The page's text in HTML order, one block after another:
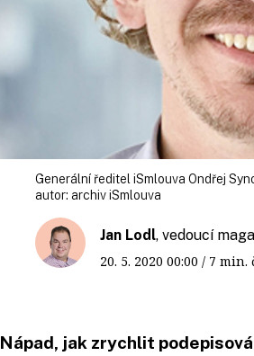
Generální ředitel iSmlouva Ondřej
autor: archiv iSmlouva
Jan Lodl, vedoucí
20. 5. 2020 00:00 / 7
Nápad, jak zrychlit